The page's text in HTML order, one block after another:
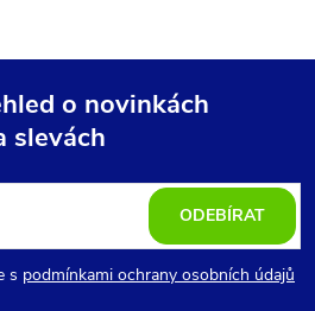
o novinkách
slevách
s podmínkami ochrany osobních údajů
ODEBÍRAT